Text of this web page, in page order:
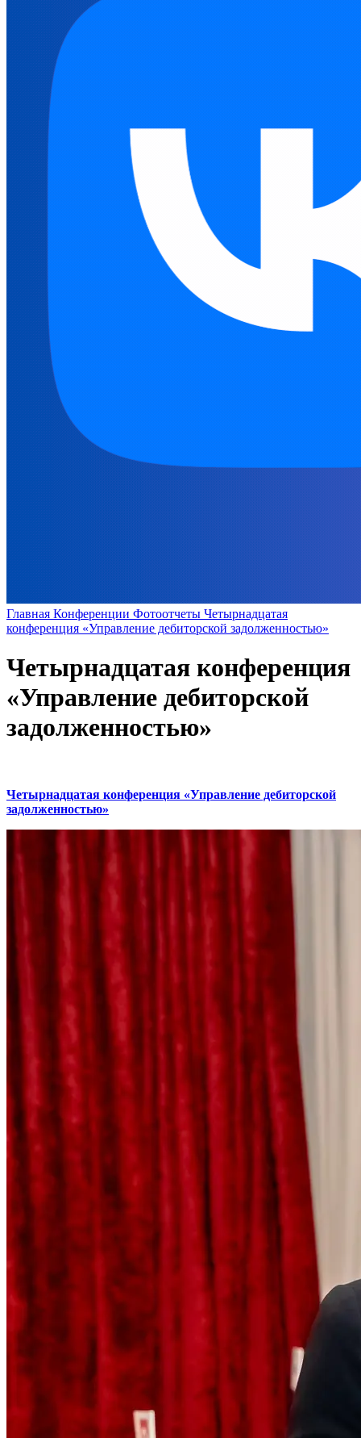
Главная Конференции Фотоотчеты Четырнадцатая
конференция «Управление дебиторской задолженностью»
Четырнадцатая конференция
«Управление дебиторской
задолженностью»
Четырнадцатая конференция «Управление дебиторской
задолженностью»